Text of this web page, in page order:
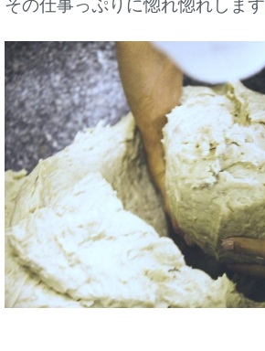
その仕事っぷりに惚れ惚れします